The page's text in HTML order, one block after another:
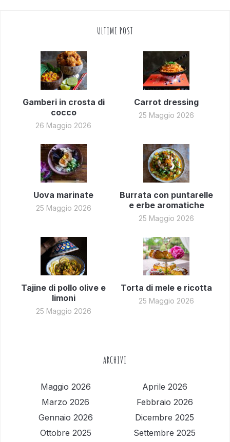
ULTIMI POST
Gamberi in crosta di
cocco
26 Maggio 2026
Carrot dressing
25 Maggio 2026
Uova marinate
25 Maggio 2026
Burrata con puntarelle
e erbe aromatiche
25 Maggio 2026
Tajine di pollo olive e
limoni
25 Maggio 2026
Torta di mele e ricotta
25 Maggio 2026
ARCHIVI
Maggio 2026
Aprile 2026
Marzo 2026
Febbraio 2026
Gennaio 2026
Dicembre 2025
Ottobre 2025
Settembre 2025